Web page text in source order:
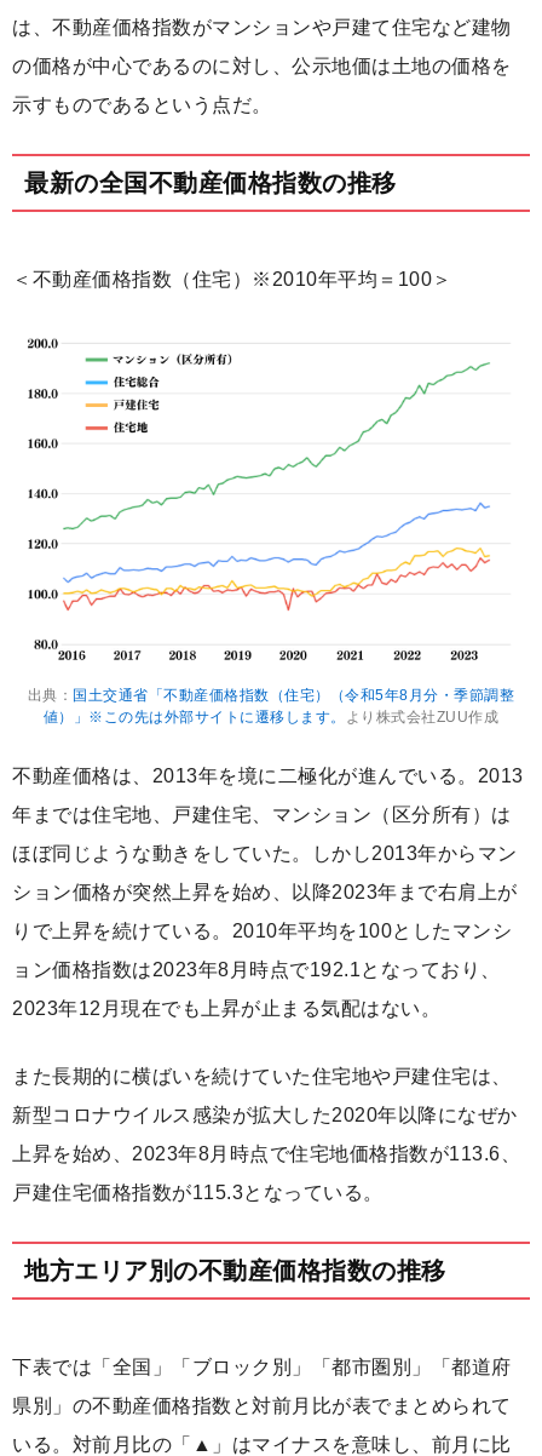
は、不動産価格指数がマンションや戸建て住宅など建物
の価格が中心であるのに対し、公示地価は土地の価格を
示すものであるという点だ。
最新の全国不動産価格指数の推移
＜不動産価格指数（住宅）※2010年平均＝100＞
出典： 国土交通省「不動産価格指数（住宅）（令和5年8月分・季節調整
値）」※この先は外部サイトに遷移します。
より株式会社ZUU作成
不動産価格は、2013年を境に二極化が進んでいる。2013
年までは住宅地、戸建住宅、マンション（区分所有）は
ほぼ同じような動きをしていた。しかし2013年からマン
ション価格が突然上昇を始め、以降2023年まで右肩上が
りで上昇を続けている。2010年平均を100としたマンシ
ョン価格指数は2023年8月時点で192.1となっており、
2023年12月現在でも上昇が止まる気配はない。
また長期的に横ばいを続けていた住宅地や戸建住宅は、
新型コロナウイルス感染が拡大した2020年以降になぜか
上昇を始め、2023年8月時点で住宅地価格指数が113.6、
戸建住宅価格指数が115.3となっている。
地方エリア別の不動産価格指数の推移
下表では「全国」「ブロック別」「都市圏別」「都道府
県別」の不動産価格指数と対前月比が表でまとめられて
いる。対前月比の「▲」はマイナスを意味し、前月に比